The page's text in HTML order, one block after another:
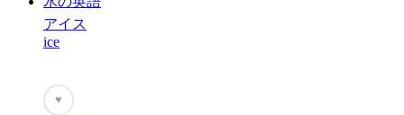
アイス
ice
♥